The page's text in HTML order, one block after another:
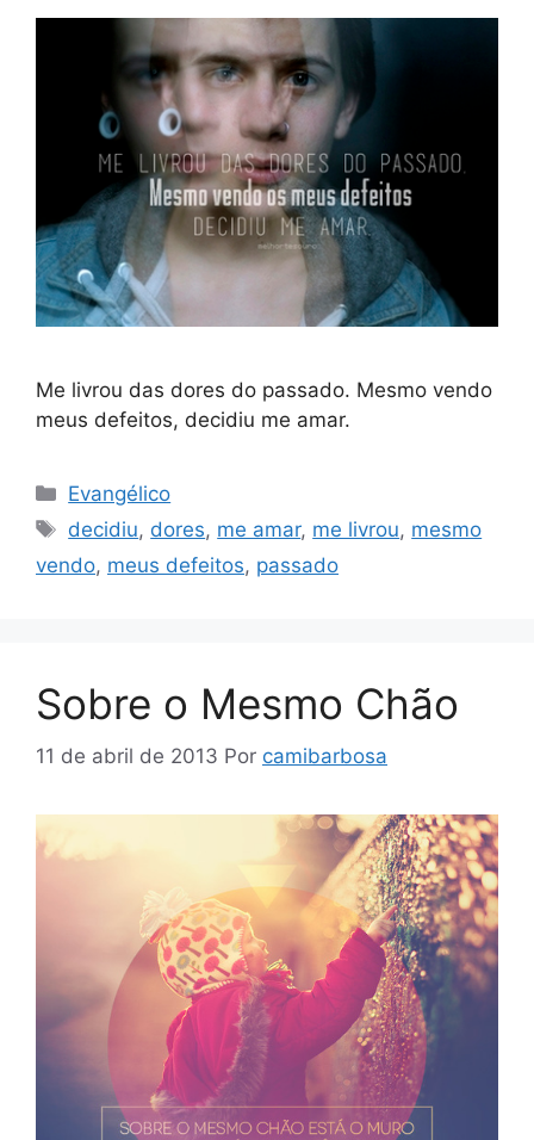
Me livrou das dores do passado. Mesmo vendo
meus defeitos, decidiu me amar.
Categorias
Evangélico
Tags
decidiu, dores, me amar, me livrou, mesmo
vendo, meus defeitos, passado
Sobre o Mesmo Chão
11 de abril de 2013 Por camibarbosa